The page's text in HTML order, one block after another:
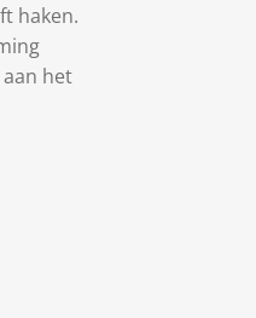
haken.
het